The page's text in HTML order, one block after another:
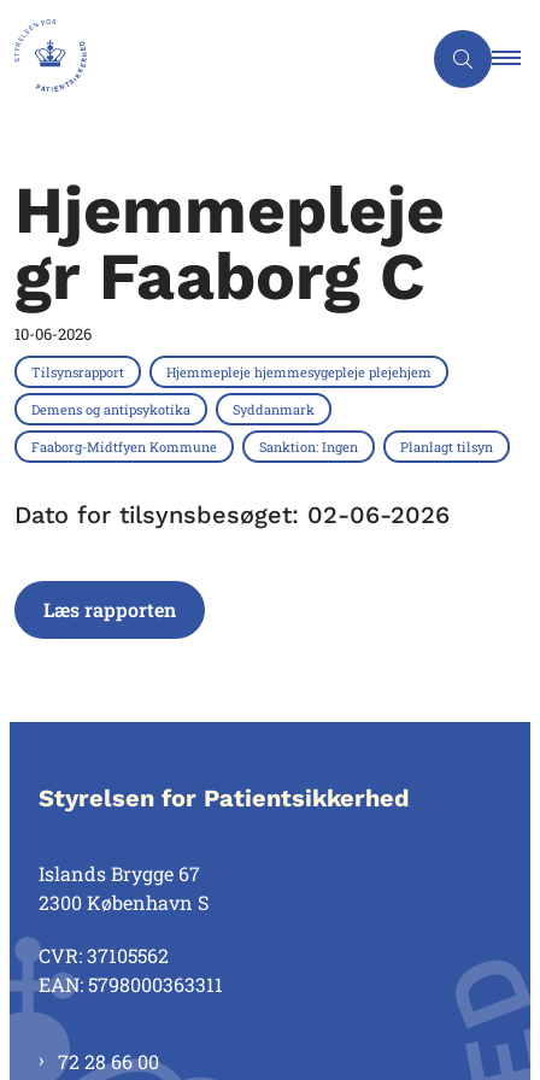
Hjemmepleje
gr Faaborg C
10-06-2026
Tilsynsrapport Hjemmepleje hjemmesygepleje plejehjem
Demens og antipsykotika Syddanmark
Faaborg-Midtfyen Kommune Sanktion: Ingen Planlagt tilsyn
Dato for tilsynsbesøget: 02-06-2026
Læs rapporten
Styrelsen for Patientsikkerhed
Islands Brygge 67
2300 København S
CVR: 37105562
EAN: 5798000363311
72 28 66 00